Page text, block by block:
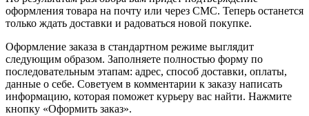
оформления товара на почту или через СМС. Теперь останется
только ждать доставки и радоваться новой покупке.
Оформление заказа в стандартном режиме выглядит
следующим образом. Заполняете полностью форму по
последовательным этапам: адрес, способ доставки, оплаты,
данные о себе. Советуем в комментарии к заказу написать
информацию, которая поможет курьеру вас найти. Нажмите
кнопку «Оформить заказ».